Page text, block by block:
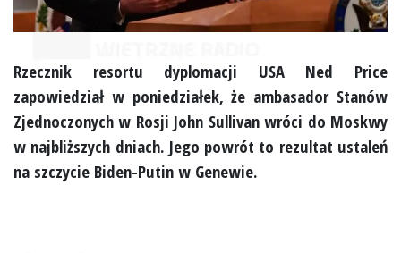
Rzecznik resortu dyplomacji USA Ned Price
zapowiedział w poniedziałek, że ambasador Stanów
Zjednoczonych w Rosji John Sullivan wróci do Moskwy
w najbliższych dniach. Jego powrót to rezultat ustaleń
na szczycie Biden-Putin w Genewie.